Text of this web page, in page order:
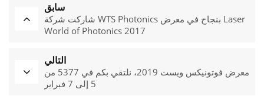
سابق
شاركت شركة WTS Photonics بنجاح في معرض Laser
World of Photonics 2017
التالي
معرض فوتونيكس ويست 2019، نلتقي بكم في 5377 من
5 إلى 7 فبراير